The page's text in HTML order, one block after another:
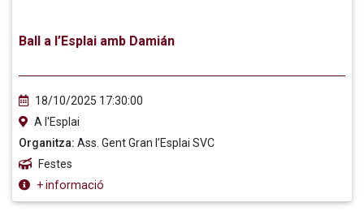
Ball a l’Esplai amb Damián
18/10/2025 17:30:00
A l'Esplai
Organitza: Ass. Gent Gran l’Esplai SVC
Festes
+ informació